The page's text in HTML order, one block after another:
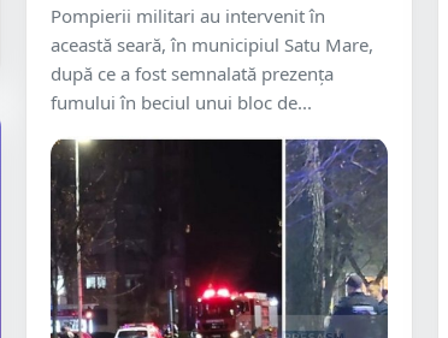
Pompierii militari au intervenit în
această seară, în municipiul Satu Mare,
după ce a fost semnalată prezența
fumului în beciul unui bloc de...